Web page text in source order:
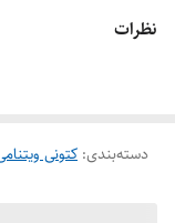
زیره: زیره ضخیم و طبی
بند: بندها از نوع
نظرات
دسته‌بندی: کتونی